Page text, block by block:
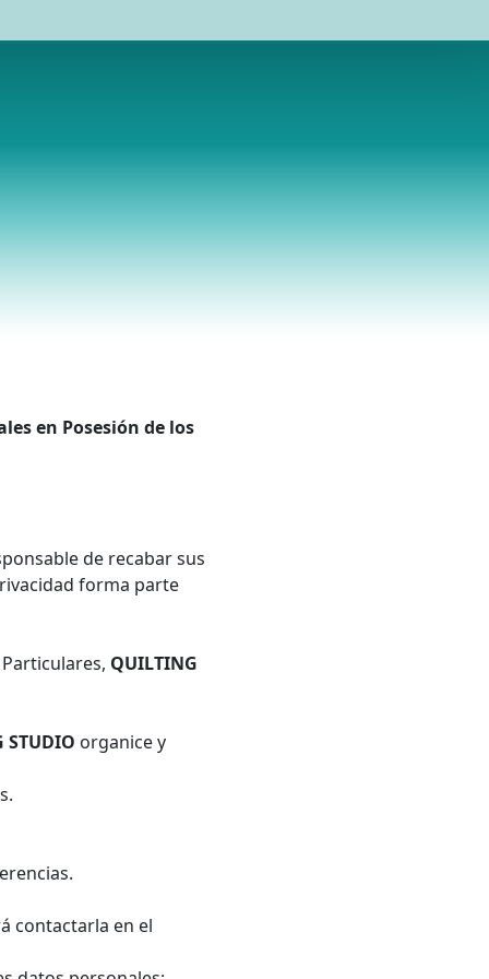
en Posesión de los
de recabar sus
forma parte
QUILTING
STUDIO organice y
contactarla en el